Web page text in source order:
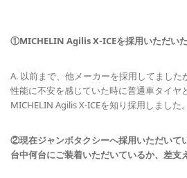
①MICHELIN Agilis X-ICEを採用いただいた
A. 以前まで、他メーカーを採用してました
性能に不安を感じていた時に普通車タイヤ
MICHELIN Agilis X-ICEを知り採用しました。
②現在ジャンボタクシーへ採用いただいて
台中何台にご装着いただいているか、差支